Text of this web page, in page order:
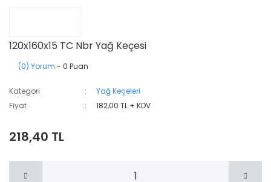
120x160x15 TC Nbr Yağ Keçesi
(0) Yorum - 0 Puan
Kategori
Yağ Keçeleri
Fiyat
182,00 TL + KDV
218,40 TL